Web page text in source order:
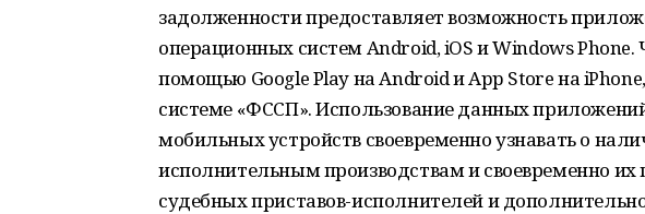
задолженности предоставляет возможность
операционных систем Android, iOS и Windows Phone.
помощью Google Play на Android и App Store на
системе «ФССП». Использование данных
мобильных устройств своевременно узнавать о
исполнительным производствам и своевременно их
судебных приставов-исполнителей и